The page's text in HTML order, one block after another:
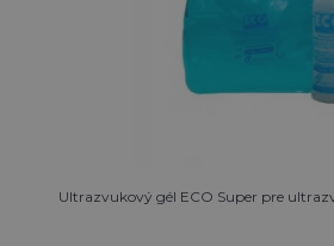
Ultrazvukový gél ECO Super pre